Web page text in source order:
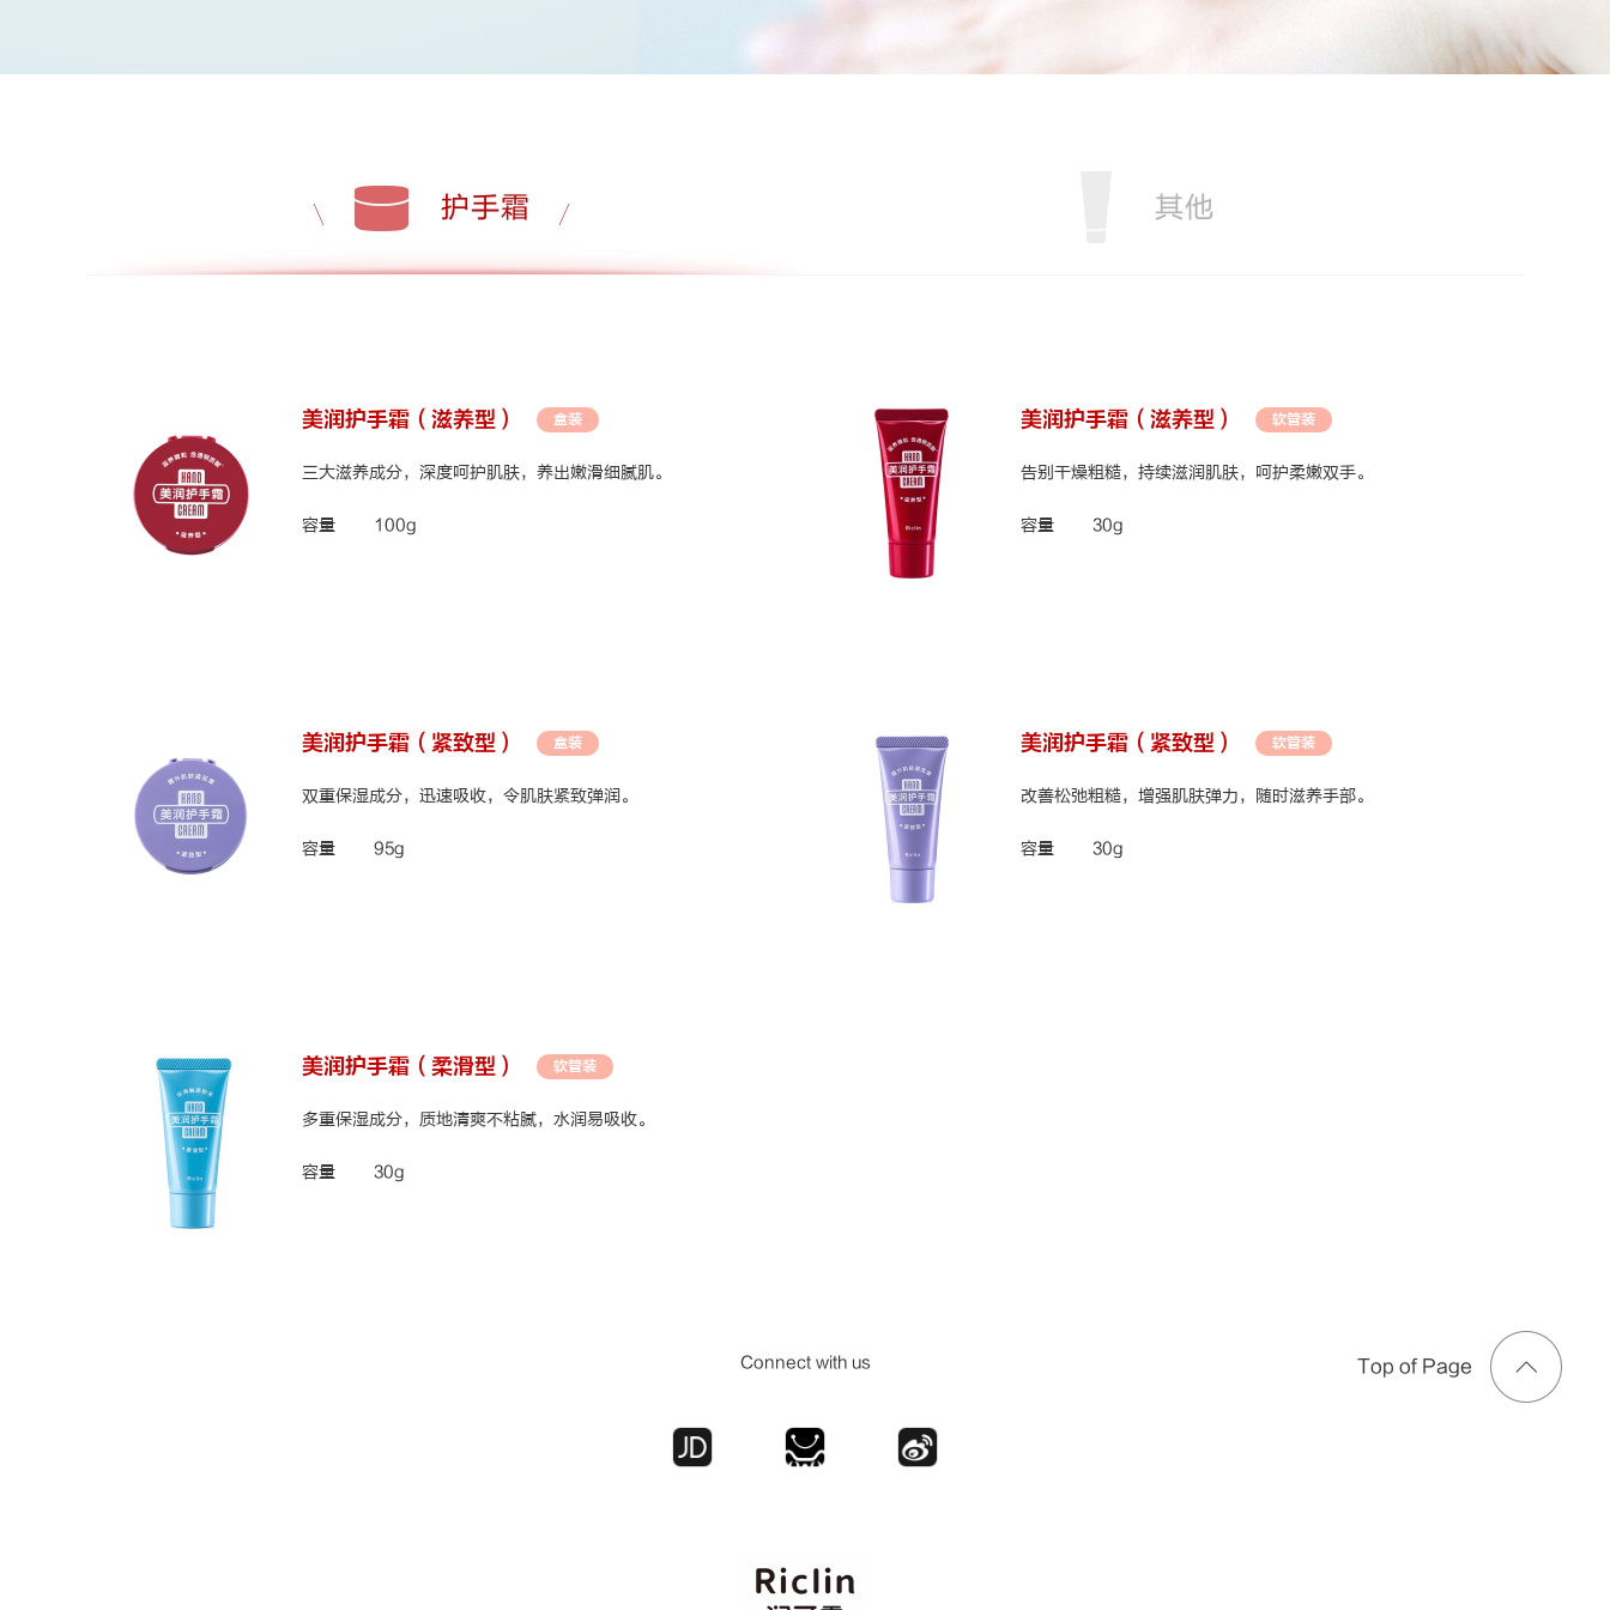
美润护手霜（滋养型） 盒装
三大滋养成分，深度呵护肌肤， 养出嫩滑细腻肌。
容量 100g
美润护手霜（滋养型） 软管装
告别干燥粗糙，持续滋润肌肤， 呵护柔嫩双手。
容量 30g
美润护手霜（紧致型） 盒装
双重保湿成分，迅速吸收， 令肌肤紧致弹润。
容量 95g
美润护手霜（紧致型） 软管装
改善松弛粗糙，增强肌肤弹力， 随时滋养手部。
容量 30g
美润护手霜（柔滑型） 软管装
多重保湿成分，质地清爽不粘腻， 水润易吸收。
容量 30g
Top of Page
Connect with us